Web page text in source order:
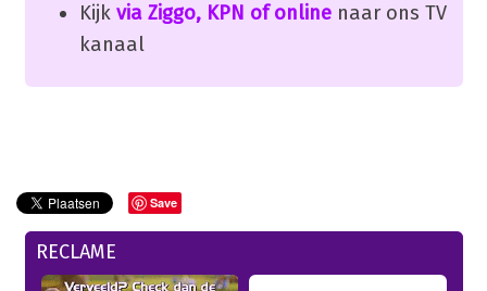
Kijk via Ziggo, KPN of onlinenaar ons TV
kanaal
Save
RECLAME